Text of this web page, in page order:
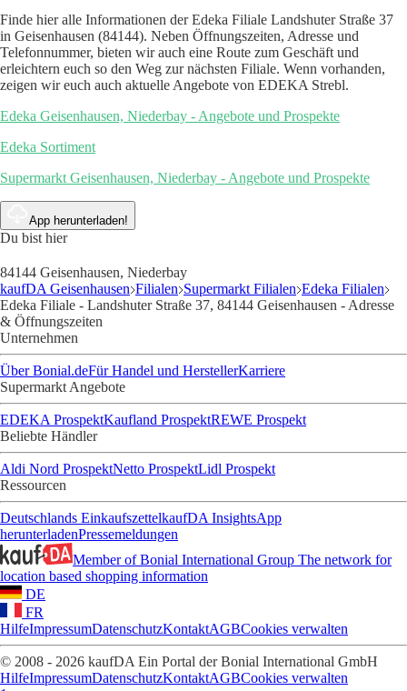
Finde hier alle Informationen der Edeka Filiale Landshuter Straße 37
in Geisenhausen (84144). Neben Öffnungszeiten, Adresse und
Telefonnummer, bieten wir auch eine Route zum Geschäft und
erleichtern euch so den Weg zur nächsten Filiale. Wenn vorhanden,
zeigen wir euch auch aktuelle Angebote von EDEKA Strebl.
Edeka Geisenhausen, Niederbay - Angebote und Prospekte
Edeka Sortiment
Supermarkt Geisenhausen, Niederbay - Angebote und Prospekte
App herunterladen!
Du bist hier
84144 Geisenhausen, Niederbay
kaufDA Geisenhausen Filialen Supermarkt Filialen Edeka Filialen
Edeka Filiale - Landshuter Straße 37, 84144 Geisenhausen - Adresse
& Öffnungszeiten
Unternehmen
Über Bonial.deFür Handel und HerstellerKarriere
Supermarkt Angebote
EDEKA ProspektKaufland ProspektREWE Prospekt
Beliebte Händler
Aldi Nord ProspektNetto ProspektLidl Prospekt
Ressourcen
Deutschlands EinkaufszettelkaufDA InsightsApp
herunterladenPressemeldungen
Member of Bonial International Group The network for
location based shopping information
DE
FR
HilfeImpressumDatenschutzKontaktAGBCookies verwalten
© 2008 - 2026 kaufDA Ein Portal der Bonial International GmbH
HilfeImpressumDatenschutzKontaktAGBCookies verwalten